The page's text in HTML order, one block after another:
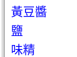
黃豆醬
鹽
味精